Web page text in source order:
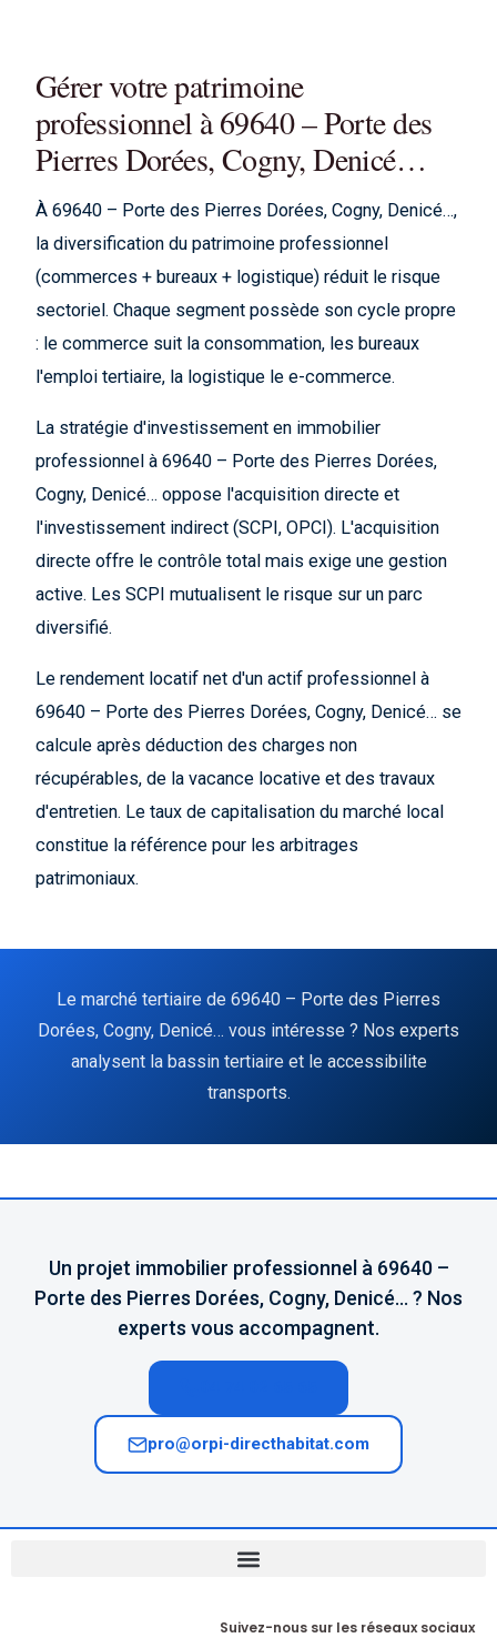
Gérer votre patrimoine
professionnel à 69640 – Porte des
Pierres Dorées, Cogny, Denicé…
À 69640 – Porte des Pierres Dorées, Cogny, Denicé…,
la diversification du patrimoine professionnel
(commerces + bureaux + logistique) réduit le risque
sectoriel. Chaque segment possède son cycle propre
: le commerce suit la consommation, les bureaux
l'emploi tertiaire, la logistique le e-commerce.
La stratégie d'investissement en immobilier
professionnel à 69640 – Porte des Pierres Dorées,
Cogny, Denicé… oppose l'acquisition directe et
l'investissement indirect (SCPI, OPCI). L'acquisition
directe offre le contrôle total mais exige une gestion
active. Les SCPI mutualisent le risque sur un parc
diversifié.
Le rendement locatif net d'un actif professionnel à
69640 – Porte des Pierres Dorées, Cogny, Denicé… se
calcule après déduction des charges non
récupérables, de la vacance locative et des travaux
d'entretien. Le taux de capitalisation du marché local
constitue la référence pour les arbitrages
patrimoniaux.
Le marché tertiaire de 69640 – Porte des Pierres
Dorées, Cogny, Denicé… vous intéresse ? Nos experts
analysent la bassin tertiaire et le accessibilite
transports.
Un projet immobilier professionnel à 69640 –
Porte des Pierres Dorées, Cogny, Denicé… ? Nos
experts vous accompagnent.
pro@orpi-directhabitat.com
Suivez-nous sur les réseaux sociaux